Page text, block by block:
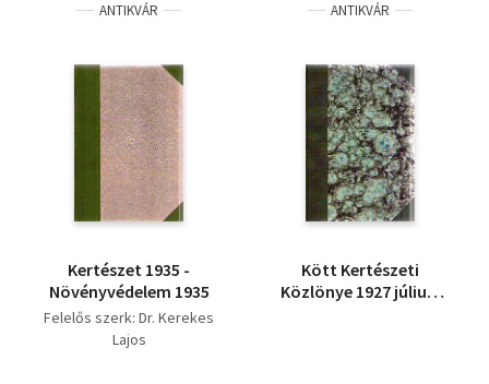
ANTIKVÁR
Kertészet 1935 -
Növényvédelem 1935
Felelős szerk: Dr. Kerekes
Lajos
ANTIKVÁR
Kött Kertészeti
Közlönye 1927 július-